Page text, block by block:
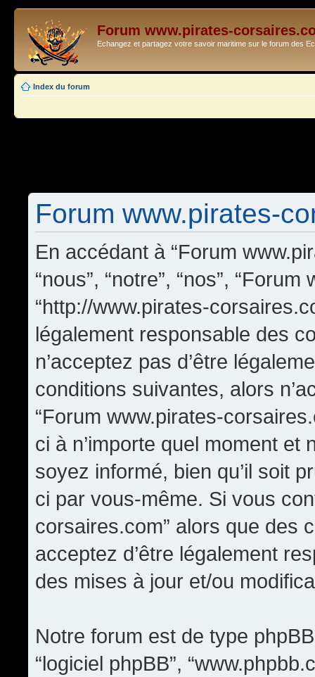
Forum www.pirates-
Echangez et partagez votre savoir maritime sur le forum des
Index du forum
Forum www.pirates-
En accédant à “Forum
“nous”, “notre”, “nos”,
“http://www.pirates-
légalement responsable des
n’acceptez pas d’être
conditions suivantes, alors
“Forum www.pirates-
ci à n’importe quel moment
soyez informé, bien qu’il soit
ci par vous-même. Si vous
corsaires.com” alors que des
acceptez d’être légalement
des mises à jour et/ou
Notre forum est de type phpBB
“logiciel phpBB”,